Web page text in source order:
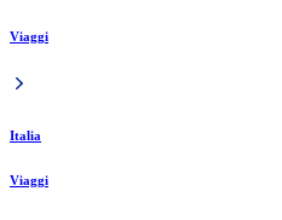
Viaggi
Italia
Viaggi